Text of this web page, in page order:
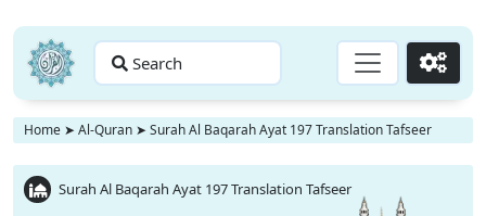
Search Go
Home ➤ Al-Quran ➤ Surah Al Baqarah Ayat 197 Translation Tafseer
Surah Al Baqarah Ayat 197 Translation Tafseer